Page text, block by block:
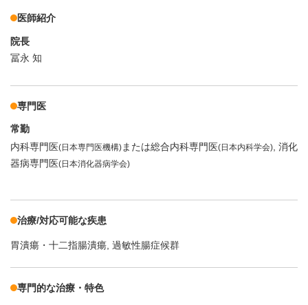
医師紹介
院長
冨永 知
専門医
常勤
内科専門医(日本専門医機構)または総合内科専門医(日本内科学会) 消化
器病専門医(日本消化器病学会)
治療/対応可能な疾患
胃潰瘍・十二指腸潰瘍 過敏性腸症候群
専門的な治療・特色